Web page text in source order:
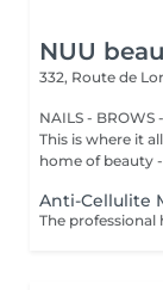
NUU
332, Route de
NAILS - BROWS
This is where it
home of beauty
Anti-Cellulite